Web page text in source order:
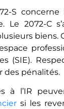
S concerne
Le 2072-C
biens.
(SIE).
des pénalités.
à l’IR
si les